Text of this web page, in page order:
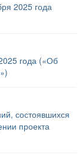
2025 года
года («Об
состоявшихся
проекта